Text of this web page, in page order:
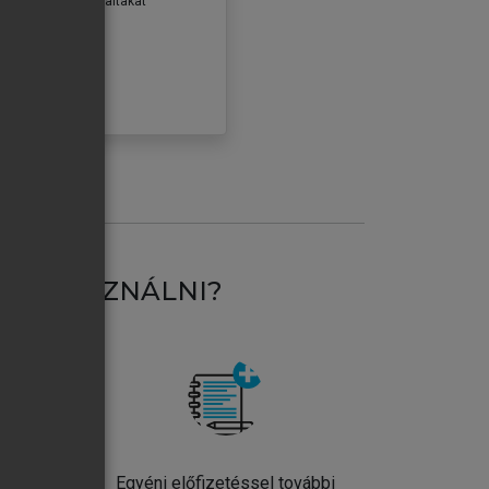
HASZNÁLNI?
Egyéni előfizetéssel további